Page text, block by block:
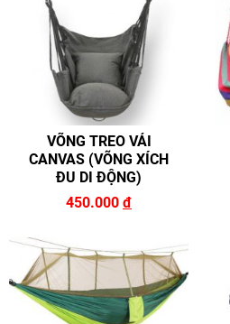
VÕNG TREO VẢI
CANVAS (VÕNG XÍCH
ĐU DI ĐỘNG)
450.000 đ